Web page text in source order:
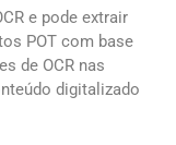
e pode extrair
POT com base
de OCR nas
digitalizado